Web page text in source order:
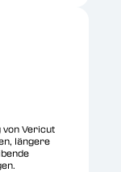
Vericut
längere